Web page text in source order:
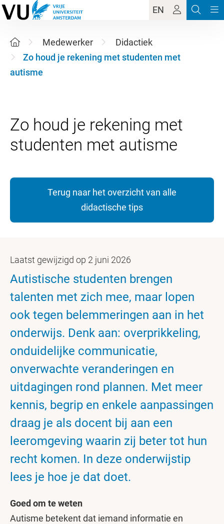
EN
Medewerker
Didactiek
Zo houd je rekening met studenten met
autisme
Zo houd je rekening met
Terug naar het overzicht van alle
didactische tips
Laatst gewijzigd op 2 juni 2026
Autistische studenten brengen
talenten met zich mee, maar lopen
ook tegen belemmeringen aan in het
onderwijs. Denk aan: overprikkeling,
onduidelijke communicatie,
onverwachte veranderingen en
uitdagingen rond plannen. Met meer
kennis, begrip en enkele aanpassingen
draag je als docent bij aan een
leeromgeving waarin zij beter tot hun
recht komen. In deze onderwijstip
lees je hoe je dat doet.
Goed om te weten
Autisme betekent dat iemand informatie en